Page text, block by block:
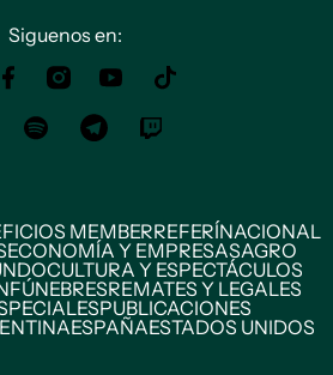
Siguenos en:
MEMBERREFERÍNACIONAL
ECONOMÍA Y EMPRESASAGRO
CULTURA Y ESPECTÁCULOS
FÚNEBRESREMATES Y LEGALES
PUBLICACIONES
ESPAÑAESTADOS UNIDOS